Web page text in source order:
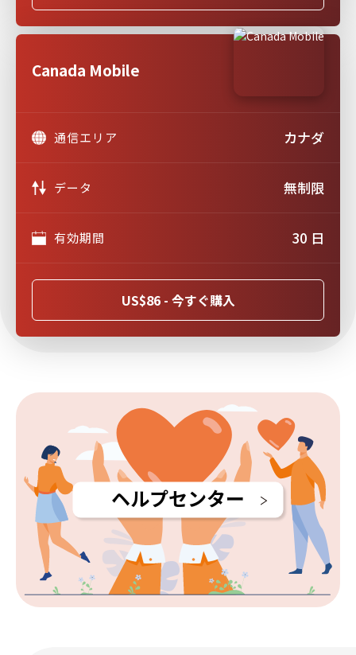
Canada Mobile
通信エリア カナダ
データ 無制限
有効期間 30 日
US$86 - 今すぐ購入
ヘルプセンター